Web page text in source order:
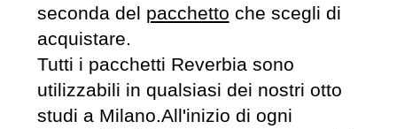
seconda del pacchetto che scegli di
acquistare.
Tutti i pacchetti Reverbia sono
utilizzabili in qualsiasi dei nostri otto
studi a Milano.All'inizio di ogni